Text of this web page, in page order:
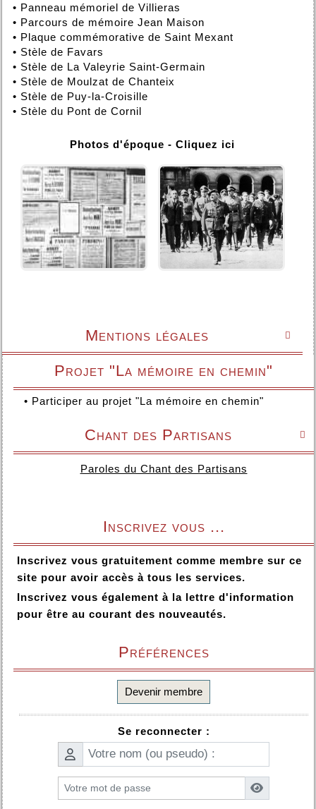
• Panneau mémoriel de Villieras
• Parcours de mémoire Jean Maison
• Plaque commémorative de Saint Mexant
• Stèle de Favars
• Stèle de La Valeyrie Saint-Germain
• Stèle de Moulzat de Chanteix
• Stèle de Puy-la-Croisille
• Stèle du Pont de Cornil
Photos d'époque - Cliquez ici

Mentions légales
Projet "La mémoire en chemin"
• Participer au projet "La mémoire en chemin"

Chant des Partisans
Paroles du Chant des Partisans
Inscrivez vous ...
Inscrivez vous gratuitement comme membre sur ce
site pour avoir accès à tous les services.
Inscrivez vous également à la lettre d'information
pour être au courant des nouveautés.
Préférences
Devenir membre
Se reconnecter :